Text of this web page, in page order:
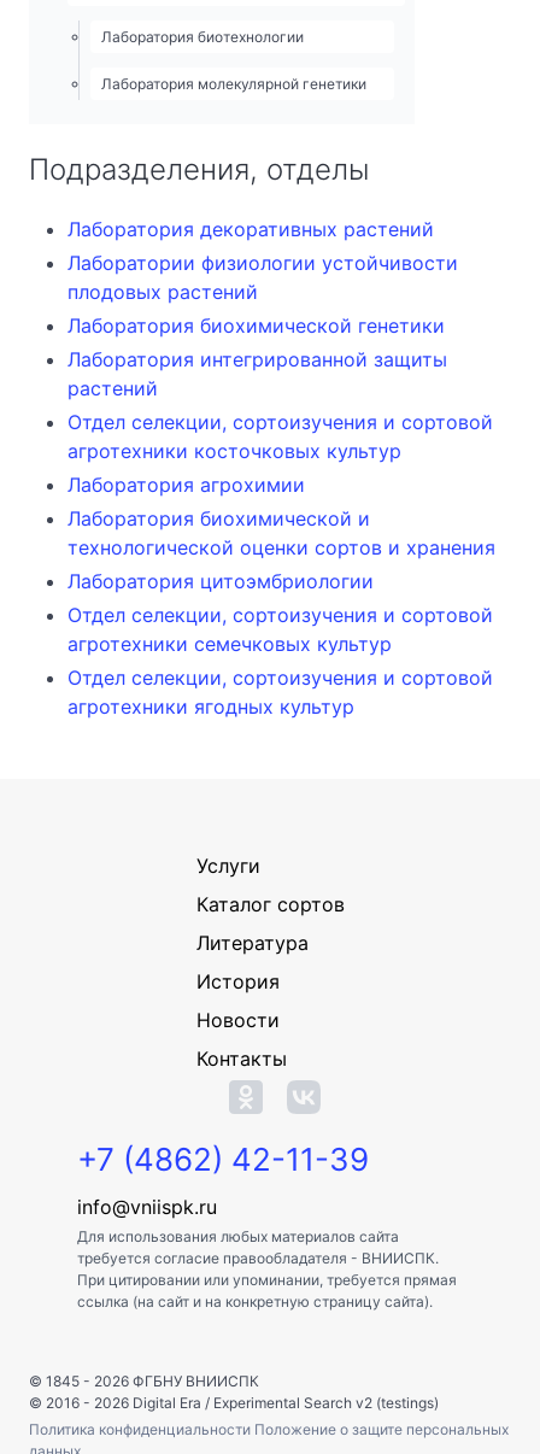
Лаборатория биотехнологии
Лаборатория молекулярной генетики
Подразделения, отделы
Лаборатория декоративных растений
Лаборатории физиологии устойчивости
плодовых растений
Лаборатория биохимической генетики
Лаборатория интегрированной защиты
растений
Отдел селекции, сортоизучения и сортовой
агротехники косточковых культур
Лаборатория агрохимии
Лаборатория биохимической и
технологической оценки сортов и хранения
Лаборатория цитоэмбриологии
Отдел селекции, сортоизучения и сортовой
агротехники семечковых культур
Отдел селекции, сортоизучения и сортовой
агротехники ягодных культур
Услуги
Каталог сортов
Литература
История
Новости
Контакты
+7 (4862) 42-11-39
info@vniispk.ru
Для использования любых материалов сайта
требуется согласие правообладателя - ВНИИСПК.
При цитировании или упоминании, требуется прямая
ссылка (на сайт и на конкретную страницу сайта).
© 1845 - 2026 ФГБНУ ВНИИСПК
© 2016 - 2026 Digital Era / Experimental Search v2 (testings)
Политика конфиденциальности Положение о защите персональных